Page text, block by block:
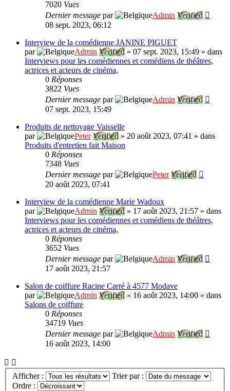
7020 Vues
Dernier message par Admin Verified
08 sept. 2023, 06:12
Interview de la comédienne JANINE PIGUET
par
Admin Verified » 07 sept. 2023, 15:49 » dans
Interviews pour les comédiennes et comédiens de théâtres,
actrices et acteurs de cinéma,
0 Réponses
3822 Vues
Dernier message par Admin Verified
07 sept. 2023, 15:49
Produits de nettoyage Vaisselle
par
Peter Verified » 20 août 2023, 07:41 » dans
Produits d'entretien fait Maison
0 Réponses
7348 Vues
Dernier message par Peter Verified
20 août 2023, 07:41
Interview de la comédienne Marie Wadoux
par
Admin Verified » 17 août 2023, 21:57 » dans
Interviews pour les comédiennes et comédiens de théâtres,
actrices et acteurs de cinéma,
0 Réponses
3652 Vues
Dernier message par Admin Verified
17 août 2023, 21:57
Salon de coiffure Racine Carré à 4577 Modave
par
Admin Verified » 16 août 2023, 14:00 » dans
Salons de coiffure
0 Réponses
34719 Vues
Dernier message par Admin Verified
16 août 2023, 14:00
Afficher :
Trier par :
Ordre :